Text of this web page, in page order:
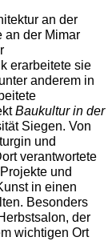
an der
an der Mimar
erarbeitete sie
anderem in
Baukultur in der
Siegen. Von
und
verantwortete
und
in einen
Besonders
der
wichtigen Ort